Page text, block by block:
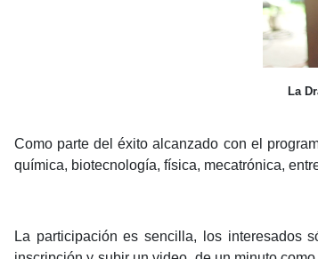
La
Como parte del éxito alcanzado con el
química, biotecnología, física, mecatrónica,
La participación es sencilla, los